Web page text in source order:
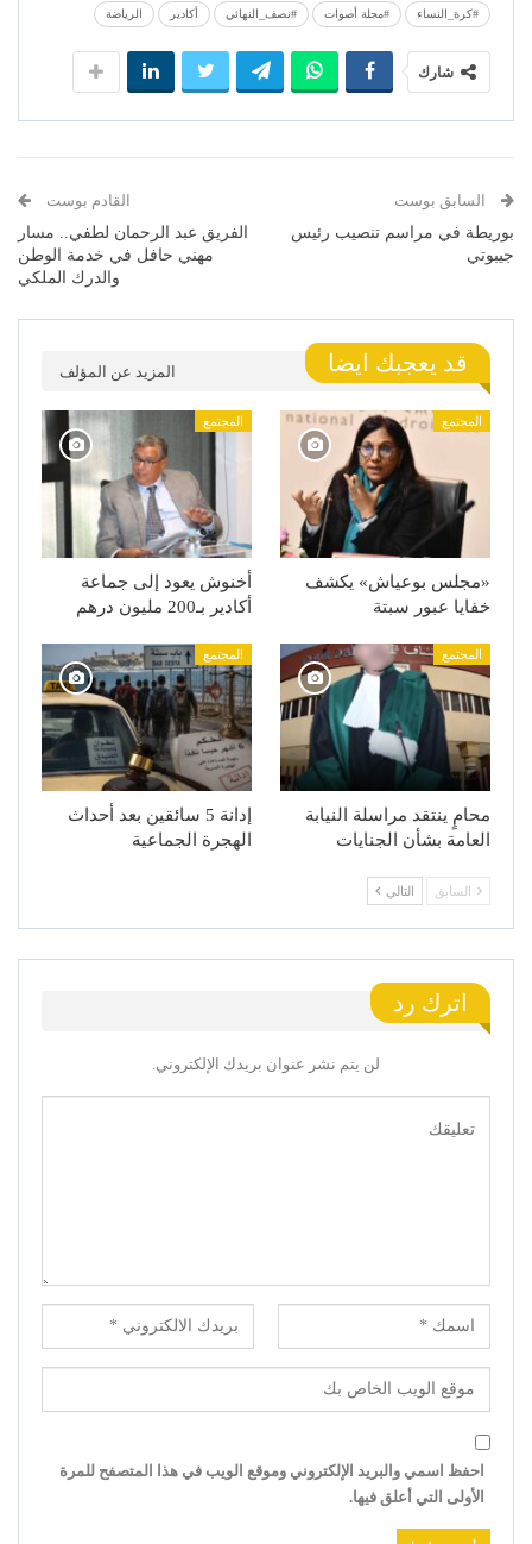
#كرة_النساء #مجلة أصوات #نصف_النهائي أكادير الرياضة
شارك
السابق بوست
بوريطة في مراسم تنصيب رئيس
جيبوتي
القادم بوست
الفريق عبد الرحمان لطفي.. مسار
مهني حافل في خدمة الوطن
والدرك الملكي
قد يعجبك ايضا المزيد عن المؤلف
المجتمع
«مجلس بوعياش» يكشف
خفايا عبور سبتة
المجتمع
أخنوش يعود إلى جماعة
أكادير بـ200 مليون درهم
المجتمع
محامٍ ينتقد مراسلة النيابة
العامة بشأن الجنايات
المجتمع
إدانة 5 سائقين بعد أحداث
الهجرة الجماعية
السابق التالي
اترك رد
لن يتم نشر عنوان بريدك الإلكتروني.
احفظ اسمي والبريد الإلكتروني وموقع الويب في هذا المتصفح للمرة
الأولى التي أعلق فيها.